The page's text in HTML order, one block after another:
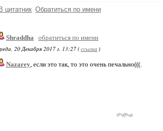
В цитатник Обратиться по имени
Shraddha
обратиться по имени
20 Декабря 2017 г. 13:27 (ссылка )
Nazarey, если это так, то это очень печально(((.